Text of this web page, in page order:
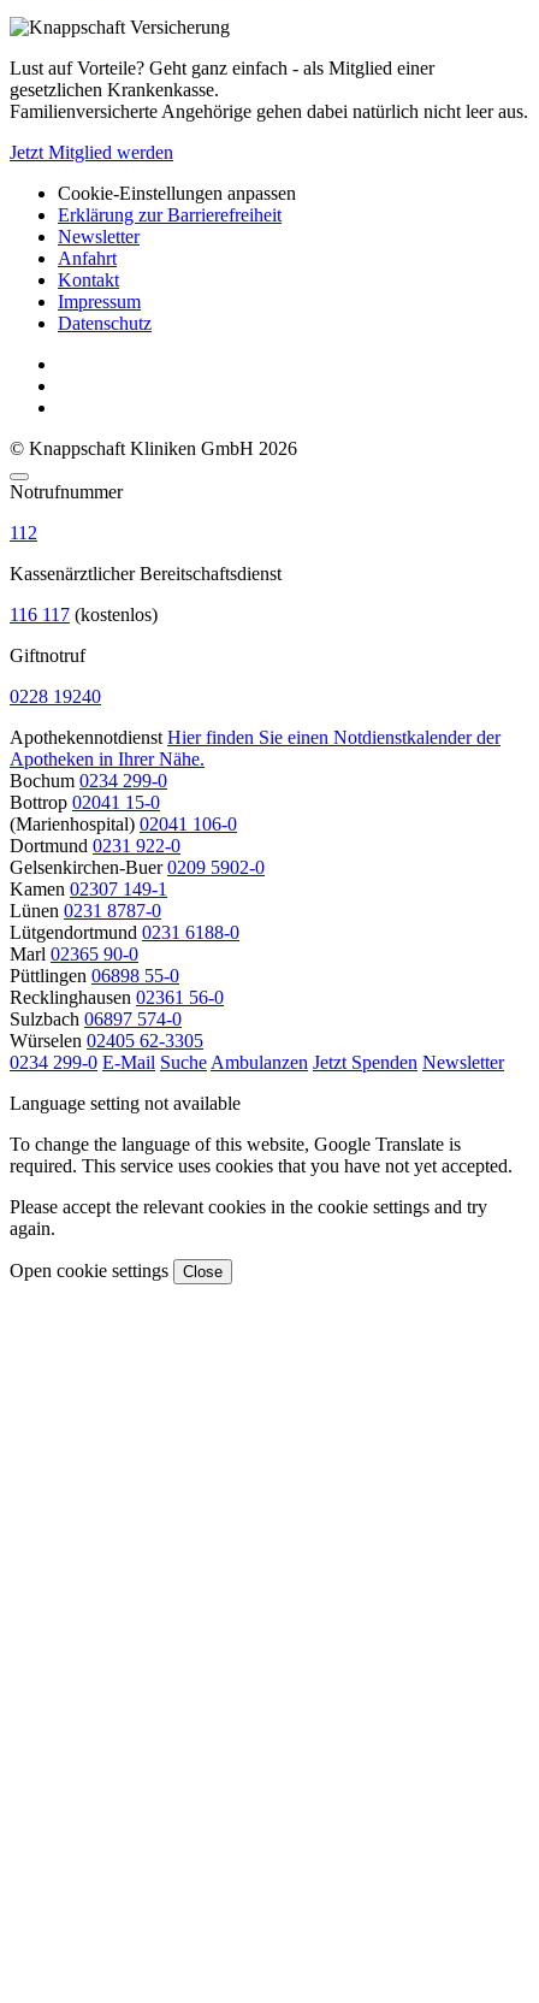
Lust auf Vorteile? Geht ganz einfach - als Mitglied einer
gesetzlichen Krankenkasse.
Familienversicherte Angehörige gehen dabei natürlich nicht leer aus.
Jetzt Mitglied werden
Cookie-Einstellungen anpassen
Erklärung zur Barrierefreiheit
Newsletter
Anfahrt
Kontakt
Impressum
Datenschutz
© Knappschaft Kliniken GmbH 2026
Notrufnummer
112
Kassenärztlicher Bereitschaftsdienst
116 117 (kostenlos)
Giftnotruf
0228 19240
Apothekennotdienst Hier finden Sie einen Notdienstkalender der
Apotheken in Ihrer Nähe.
Bochum 0234 299-0
Bottrop 02041 15-0
(Marienhospital) 02041 106-0
Dortmund 0231 922-0
Gelsenkirchen-Buer 0209 5902-0
Kamen 02307 149-1
Lünen 0231 8787-0
Lütgendortmund 0231 6188-0
Marl 02365 90-0
Püttlingen 06898 55-0
Recklinghausen 02361 56-0
Sulzbach 06897 574-0
Würselen 02405 62-3305
0234 299-0 E-Mail Suche Ambulanzen Jetzt Spenden Newsletter
Language setting not available
To change the language of this website, Google Translate is
required. This service uses cookies that you have not yet accepted.
Please accept the relevant cookies in the cookie settings and try
again.
Open cookie settings Close